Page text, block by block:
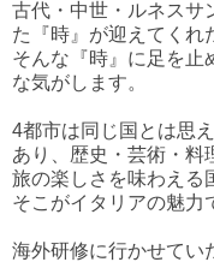
古代・中世・ルネスサ
た『時』が迎えてくれ
そんな『時 』に足を止
な気がします。
4都市は同じ国とは思
あり、歴史・芸術・料
旅の楽しさを味わえる
そこがイタリアの魅力
海外研修に行かせてい